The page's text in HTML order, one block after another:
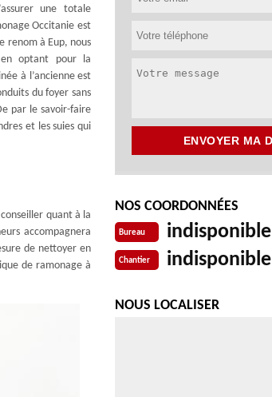
une totale
Occitanie est
renom à Eup, nous
optant pour la
à l’ancienne est
du foyer sans
par le savoir-faire
et les suies qui
quant à la
accompagnera
de nettoyer en
de ramonage à
NOS COORDONNÉES
Bureau indisponible
Chantier indisponible
NOUS LOCALISER